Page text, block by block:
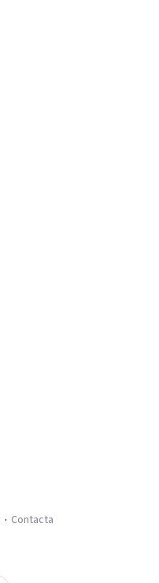
Contacta